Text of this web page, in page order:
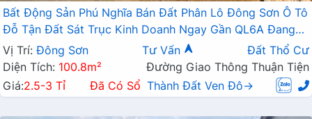
Bất Động Sản Phú Nghĩa Bán Đất Phân Lô Đông Sơn Ô Tô
Đỗ Tận Đất Sát Trục Kinh Doanh Ngay Gần QL6A Đang
Triển Khai Mở Rộng
Vị Trí: Đông Sơn Tư Vấn
Đất Thổ Cư
Diện Tích: 100.8m²
Đường Giao Thông Thuận Tiện
Giá:2.5-3 Tỉ Đã Có Sổ Thành Đất Ven Đô→